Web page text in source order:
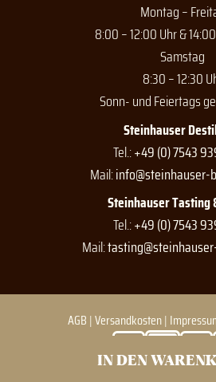
IN DEN
Montag –
8:00 – 12:00 Uhr &
Samstag
8:30 – 12:30
Sonn- und Feiertags
Steinhauser
Tel.:+49 (0) 7543
Mail:info@steinhauser-
Steinhauser Tasting
Tel.:+49 (0) 7543
Mail:
© Steinhauser
AGB |Versandkosten|